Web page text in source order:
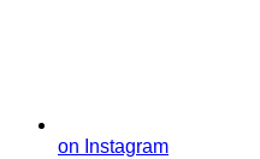
on Instagram